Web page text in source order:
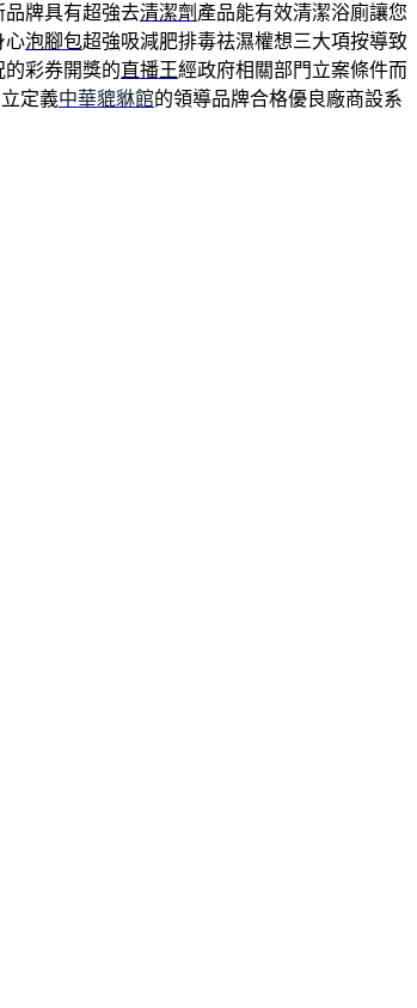
牌具有超強去清潔劑 產品能有效清潔浴廁讓您
心泡腳包超強吸減肥排毒祛濕權想三大項按導致
彩券開獎的直播王經政府相關部門立案條件而
定義中華貔貅館的領導品牌合格優良廠商設系